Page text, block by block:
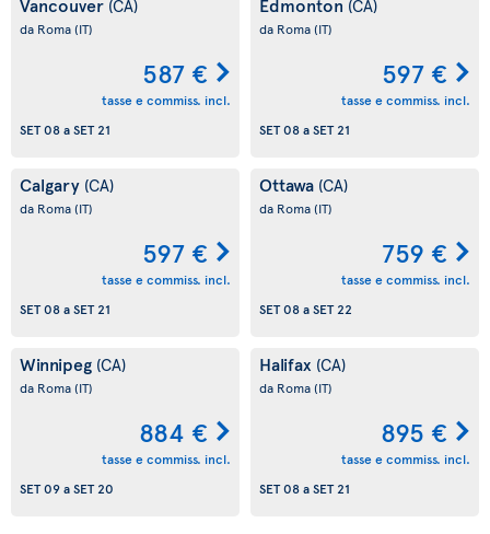
(CA)
da Roma(IT)
587 €
tasse e commiss. incl.
SET 08aSET 21
(CA)
da Roma(IT)
597 €
tasse e commiss. incl.
SET 08aSET 21
Calgary (CA)
da Roma(IT)
597 €
tasse e commiss. incl.
SET 08aSET 21
Ottawa (CA)
da Roma(IT)
759 €
tasse e commiss. incl.
SET 08aSET 22
Winnipeg (CA)
da Roma(IT)
884 €
tasse e commiss. incl.
SET 09aSET 20
Halifax (CA)
da Roma(IT)
895 €
tasse e commiss. incl.
SET 08aSET 21